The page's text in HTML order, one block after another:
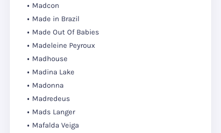
Madcon
Made in Brazil
Made Out Of Babies
Madeleine Peyroux
Madhouse
Madina Lake
Madonna
Madredeus
Mads Langer
Mafalda Veiga